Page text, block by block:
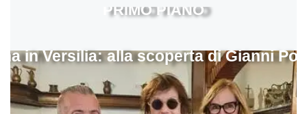
in Versilia: alla scoperta di Gianni
PRIMO PIANO